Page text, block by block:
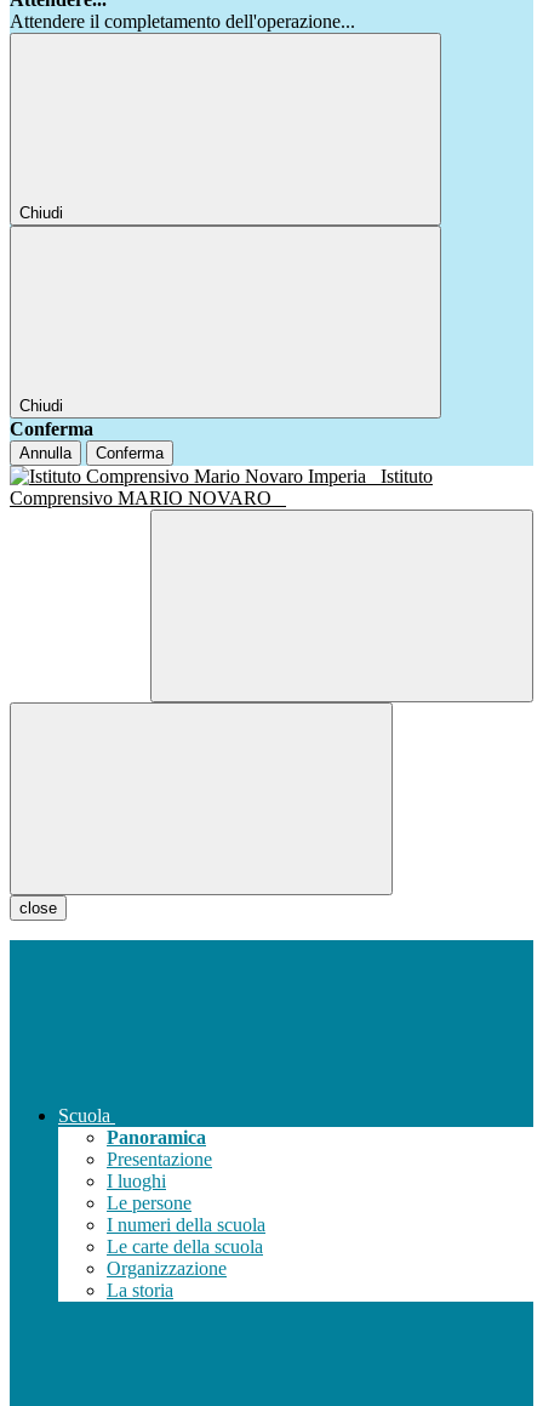
Attendere il completamento dell'operazione...
Chiudi
Chiudi
Conferma
Annulla Conferma
Istituto
Comprensivo MARIO NOVARO
close
Scuola
Panoramica
Presentazione
I luoghi
Le persone
I numeri della scuola
Le carte della scuola
Organizzazione
La storia